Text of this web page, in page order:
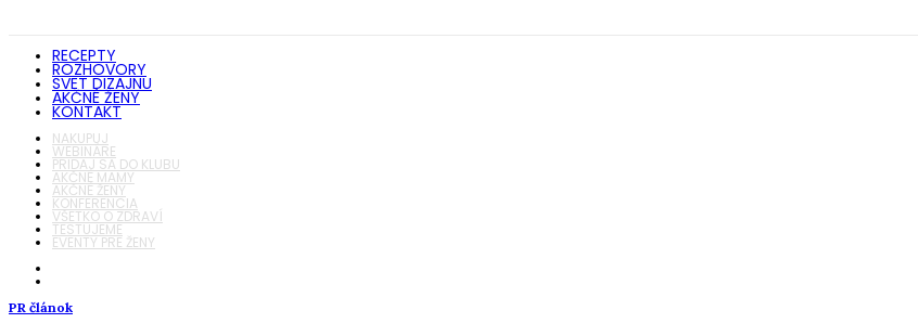
RECEPTY
ROZHOVORY
SVET DIZAJNU
AKČNÉ ŽENY
KONTAKT
NAKUPUJ
WEBINÁRE
PRIDAJ SA DO KLUBU
AKČNÉ MAMY
AKČNÉ ŽENY
KONFERENCIA
VŠETKO O ZDRAVÍ
TESTUJEME
EVENTY PRE ŽENY
PR článok